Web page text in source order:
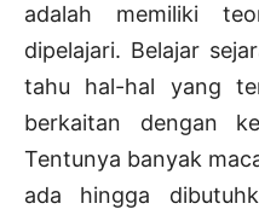
adalah memiliki
dipelajari. Belajar
tahu hal-hal yang
berkaitan dengan
Tentunya banyak
ada hingga